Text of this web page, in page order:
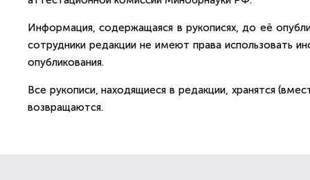
Информация, содержащаяся в рукописях, до её
сотрудники редакции не имеют права использовать
опубликования.
Все рукописи, находящиеся в редакции, хранятся
возвращаются.